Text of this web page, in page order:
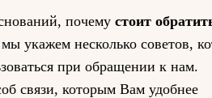
почему стоит
укажем несколько советов,
при обращении к нам.
связи, которым Вам удобнее